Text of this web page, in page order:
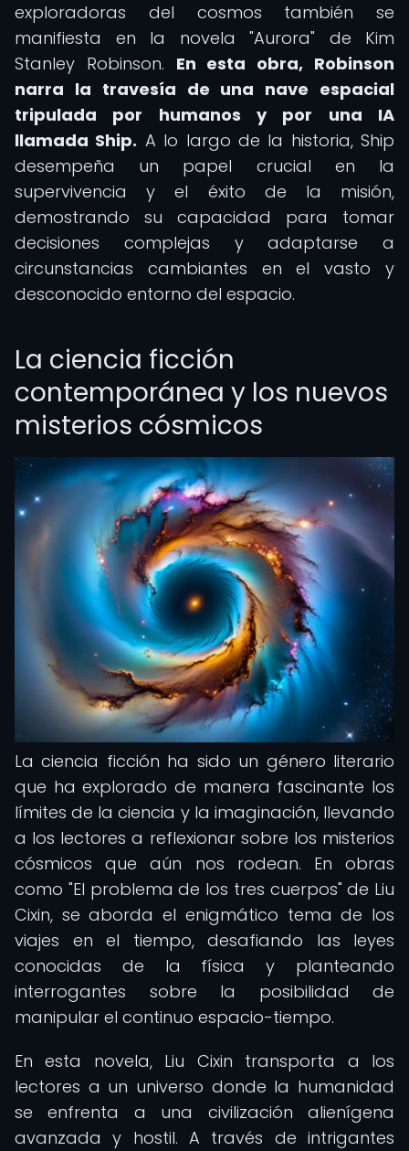
exploradoras del cosmos también se
manifiesta en la novela "Aurora" de Kim
Stanley Robinson. En esta obra, Robinson
narra la travesía de una nave espacial
tripulada por humanos y por una IA
llamada Ship. A lo largo de la historia, Ship
desempeña un papel crucial en la
supervivencia y el éxito de la misión,
demostrando su capacidad para tomar
decisiones complejas y adaptarse a
circunstancias cambiantes en el vasto y
desconocido entorno del espacio.
La ciencia ficción
contemporánea y los nuevos
misterios cósmicos
La ciencia ficción ha sido un género literario
que ha explorado de manera fascinante los
límites de la ciencia y la imaginación, llevando
a los lectores a reflexionar sobre los misterios
cósmicos que aún nos rodean. En obras
como "El problema de los tres cuerpos" de Liu
Cixin, se aborda el enigmático tema de los
viajes en el tiempo, desafiando las leyes
conocidas de la física y planteando
interrogantes sobre la posibilidad de
manipular el continuo espacio-tiempo.
En esta novela, Liu Cixin transporta a los
lectores a un universo donde la humanidad
se enfrenta a una civilización alienígena
avanzada y hostil. A través de intrigantes